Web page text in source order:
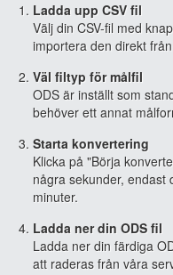
Ladda upp CSV fil
Välj din CSV-fil med
importera den direkt
Väl filtyp för målfil
ODS är inställt som
behöver ett annat
Starta konvertering
Klicka på "Börja
några sekunder, endast
minuter.
Ladda ner din ODS fil
Ladda ner din färdiga
att raderas från våra